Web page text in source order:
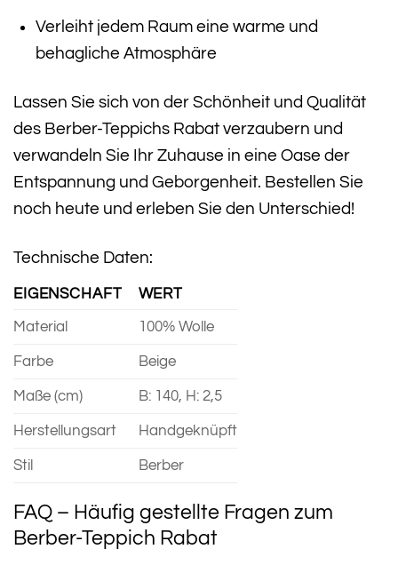
Verleiht jedem Raum eine warme und
behagliche Atmosphäre
Lassen Sie sich von der Schönheit und Qualität
des Berber-Teppichs Rabat verzaubern und
verwandeln Sie Ihr Zuhause in eine Oase der
Entspannung und Geborgenheit. Bestellen Sie
noch heute und erleben Sie den Unterschied!
Technische Daten:
EIGENSCHAFT WERT
Material 100% Wolle
Farbe Beige
Maße (cm) B: 140, H: 2,5
Herstellungsart Handgeknüpft
Stil Berber
FAQ – Häufig gestellte Fragen zum
Berber-Teppich Rabat